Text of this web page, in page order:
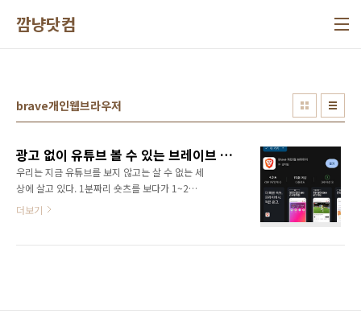
깜냥닷컴
brave개인웹브라우저
광고 없이 유튜브 볼 수 있는 브레이브 웹 브라우저 정말 너무 좋다
우리는 지금 유튜브를 보지 않고는 살 수 없는 세
상에 살고 있다. 1분짜리 숏츠를 보다가 1~2시
간 흘러가는 건 다반사다. 이렇게 유튜브를 엄청
더보기